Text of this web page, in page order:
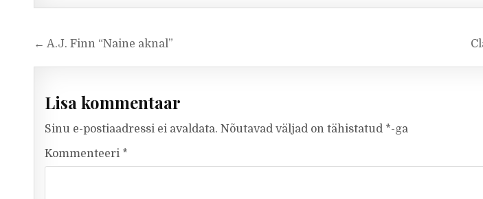
Navigeerimine
← A.J. Finn “Naine aknal”
Lisa kommentaar
Sinu e-postiaadressi ei avaldata. Nõutavad väljad on tähistatud *-ga
Kommenteeri *